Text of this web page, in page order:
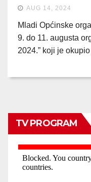
AUG 14, 2024
Mladi Općinske
9. do 11. augusta
2024.” koji je
TV PROGRAM